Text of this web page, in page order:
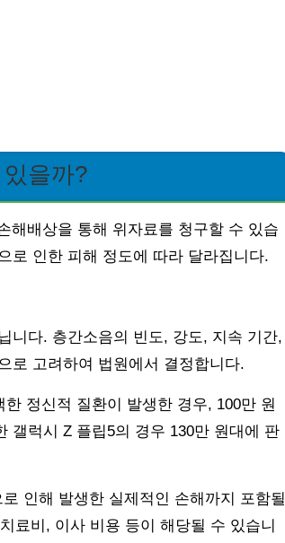
을까?
해배상을 통해 위자료를 청구할 수 있습
로 인한 피해 정도에 따라 달라집니다.
니다. 층간소음의 빈도, 강도, 지속 기간,
로 고려하여 법원에서 결정합니다.
정신적 질환이 발생한 경우, 100만 원
갤럭시 Z 플립5의 경우 130만 원대에 판
인해 발생한 실제적인 손해까지 포함될
료비, 이사 비용 등이 해당될 수 있습니